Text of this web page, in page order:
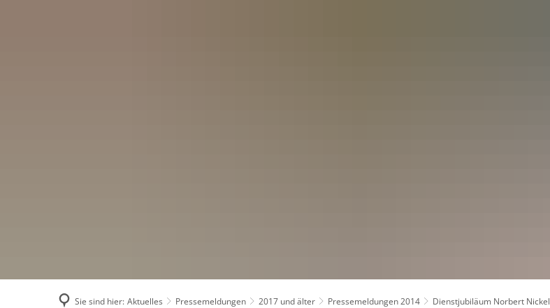
Sie sind hier: Aktuelles Pressemeldungen 2017 und älter Pressemeldungen 2014 Dienstjubiläum Norbert Nickel